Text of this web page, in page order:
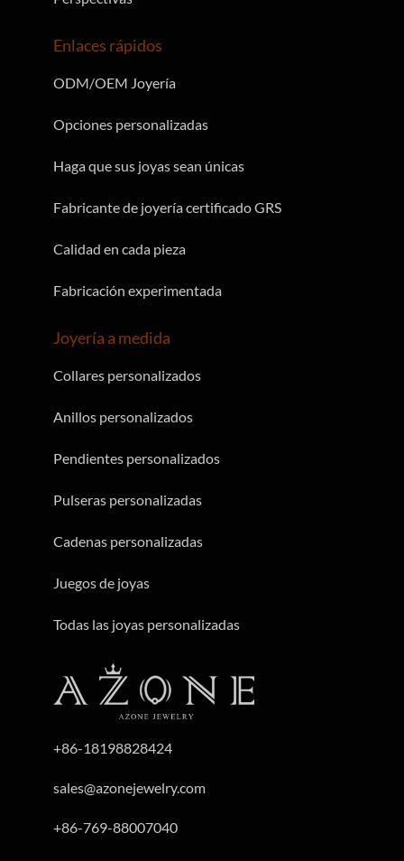
+86-18198828424
sales@azonejewelry.com
+86-769-88007040
Joyería a medida
Collares personalizados
Anillos personalizados
Pendientes personalizados
Pulseras personalizadas
Cadenas personalizadas
Juegos de joyas
Todas las joyas personalizadas
Enlaces rápidos
ODM/OEM Joyería
Opciones personalizadas
Haga que sus joyas sean únicas
Fabricante de joyería certificado GRS
Calidad en cada pieza
Fabricación experimentada